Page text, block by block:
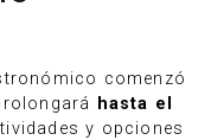
comenzó
hasta el
y opciones